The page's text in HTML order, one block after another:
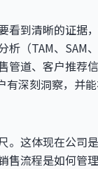
看到清晰的证据
（TAM、SAM
管道、客户推荐
深刻洞察，并
。这体现在公司
售流程是如何管